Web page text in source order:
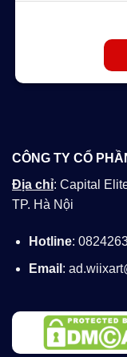
CÔNG TY CỔ
Địa chỉ: Capital
TP. Hà Nội
Hotline:
Email :